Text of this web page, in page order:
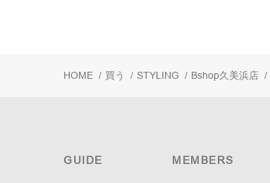
HOME / 買う / STYLING / Bshop久美浜店 /
GUIDE MEMBERS